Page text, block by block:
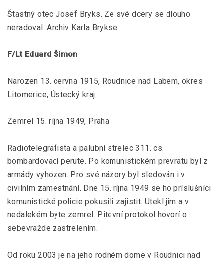
Štastný otec Josef Bryks. Ze své dcery se dlouho
neradoval. Archiv Karla Brykse
F/Lt Eduard Šimon
Narozen 13. cervna 1915, Roudnice nad Labem, okres
Litomerice, Ústecký kraj
Zemrel 15. ríjna 1949, Praha
Radiotelegrafista a palubní strelec 311. cs.
bombardovací perute. Po komunistickém prevratu byl z
armády vyhozen. Pro své názory byl sledován i v
civilním zamestnání. Dne 15. ríjna 1949 se ho príslušníci
komunistické policie pokusili zajistit. Utekl jim a v
nedalekém byte zemrel. Pitevní protokol hovorí o
sebevražde zastrelením.
Od roku 2003 je na jeho rodném dome v Roudnici nad